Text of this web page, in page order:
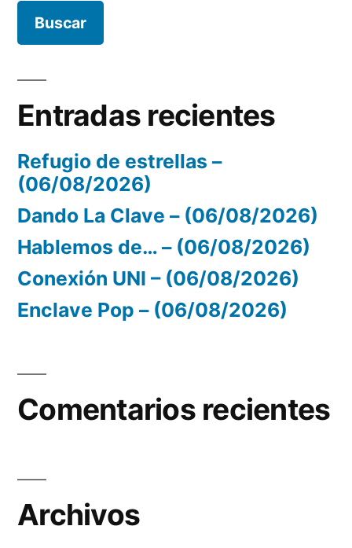
Entradas recientes
Refugio de estrellas –
(06/08/2026)
Dando La Clave – (06/08/2026)
Hablemos de… – (06/08/2026)
Conexión UNI – (06/08/2026)
Enclave Pop – (06/08/2026)
Comentarios recientes
Archivos